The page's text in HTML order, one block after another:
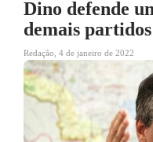
Dino defende
demais
Redação 4 de janeiro de 2022